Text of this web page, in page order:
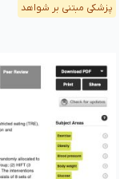
پزشکی مبتنی بر شواهد